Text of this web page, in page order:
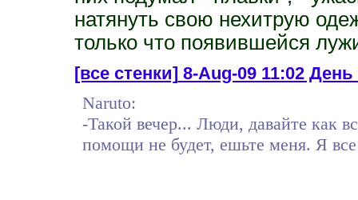
натянуть свою нехитрую
только что появившейся
[все стенки]8-Aug-09 11:02 День
Naruto:
-Такой вечер... Люди, давайте как
помощи не будет, ешьте меня. Я все